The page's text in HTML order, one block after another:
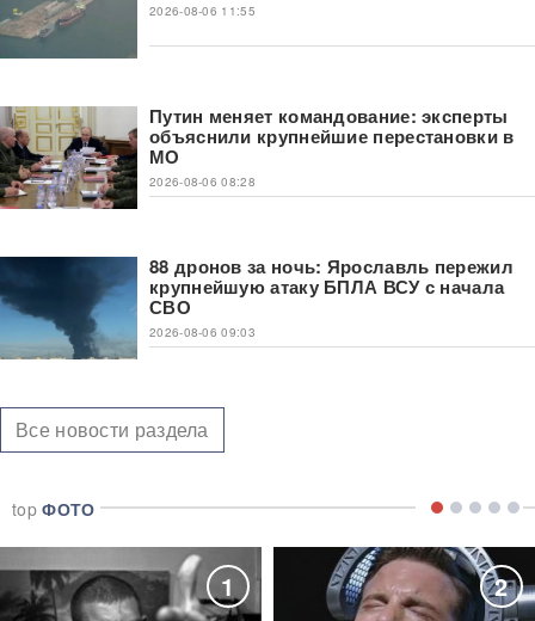
2026-08-06 11:55
Путин меняет командование: эксперты
объяснили крупнейшие перестановки в
МО
2026-08-06 08:28
88 дронов за ночь: Ярославль пережил
крупнейшую атаку БПЛА ВСУ с начала
СВО
2026-08-06 09:03
Все новости раздела
topФОТО
1 2